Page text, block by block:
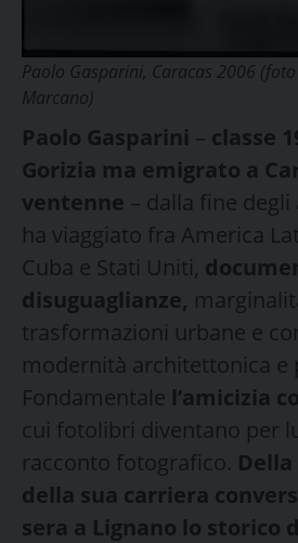
Paolo Gasparini, Caracas 2006
Marcano)
Paolo Gasparini – classe
Gorizia ma emigrato a
ventenne – dalla fine
ha viaggiato fra America
Cuba e Stati Uniti,
disuguaglianze,
trasformazioni urbane e
modernità architettonica e
Fondamentale l’amicizia
cui fotolibri diventano per
racconto fotografico.
della sua carriera
sera a Lignano lo storico